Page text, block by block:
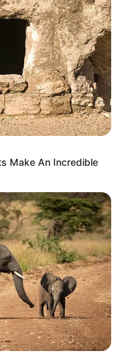
Techniken
unterwww.planet
- Der
Zoo in Lehre
große Gelände
entfernt
Ausfahrt
entfernt. Der
Lehre sehr gut
Parkplätze
befindet sich ein
einer
die
zulässt.
werden
wie Luchse,
Haustierrassen
Zackelschafe,
Riesenesel)
Make An Incredible